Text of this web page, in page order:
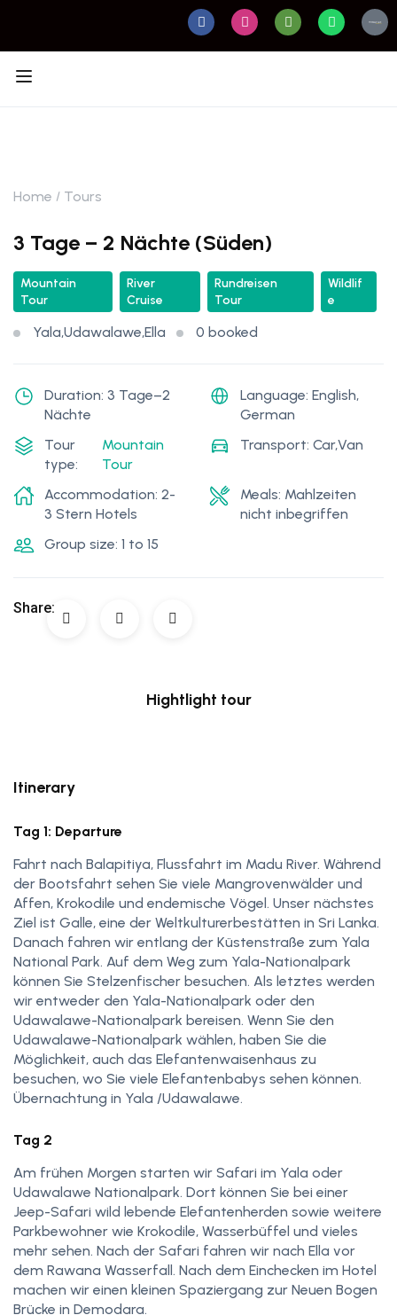
Home Tours
3 Tage – 2 Nächte (Süden)
Mountain
Tour
River
Cruise
Rundreisen
Tour
Wildlif
e
Yala,Udawalawe,Ella 0 booked
Duration: 3 Tage–2
Nächte
Language: English,
German
Tour
type:
Mountain
Tour
Transport: Car,Van
Accommodation: 2-
3 Stern Hotels
Meals: Mahlzeiten
nicht inbegriffen
Group size: 1 to 15
Share:
Hightlight tour
Itinerary
Tag 1: Departure
Fahrt nach Balapitiya, Flussfahrt im Madu River. Während
der Bootsfahrt sehen Sie viele Mangrovenwälder und
Affen, Krokodile und endemische Vögel. Unser nächstes
Ziel ist Galle, eine der Weltkulturerbestätten in Sri Lanka.
Danach fahren wir entlang der Küstenstraße zum Yala
National Park. Auf dem Weg zum Yala-Nationalpark
können Sie Stelzenfischer besuchen. Als letztes werden
wir entweder den Yala-Nationalpark oder den
Udawalawe-Nationalpark bereisen. Wenn Sie den
Udawalawe-Nationalpark wählen, haben Sie die
Möglichkeit, auch das Elefantenwaisenhaus zu
besuchen, wo Sie viele Elefantenbabys sehen können.
Übernachtung in Yala /Udawalawe.
Tag 2
Am frühen Morgen starten wir Safari im Yala oder
Udawalawe Nationalpark. Dort können Sie bei einer
Jeep-Safari wild lebende Elefantenherden sowie weitere
Parkbewohner wie Krokodile, Wasserbüffel und vieles
mehr sehen. Nach der Safari fahren wir nach Ella vor
dem Rawana Wasserfall. Nach dem Einchecken im Hotel
machen wir einen kleinen Spaziergang zur Neuen Bogen
Brücke in Demodara.